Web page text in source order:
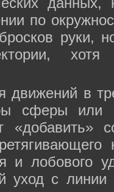
по
руки,
движений в
сферы или
«добавить»
и лобового
уход с